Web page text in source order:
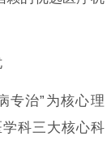
专治”为核心理
科三大核心科